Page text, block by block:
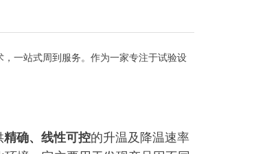
一站式周到服务。作为一家专注于试验设
精确、线性可控的升温及降温速率